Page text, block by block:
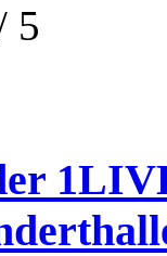
5